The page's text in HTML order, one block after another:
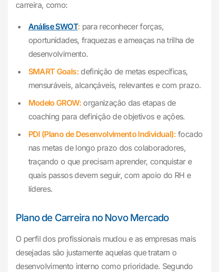
carreira, como:
Análise SWOT: para reconhecer forças,
oportunidades, fraquezas e ameaças na trilha de
desenvolvimento.
SMART Goals:definição de metas específicas,
mensuráveis, alcançáveis, relevantes e com prazo.
Modelo GROW:organização das etapas de
coaching para definição de objetivos e ações.
PDI (Plano de Desenvolvimento Individual): focado
nas metas de longo prazo dos colaboradores,
traçando o que precisam aprender, conquistar e
quais passos devem seguir, com apoio do RH e
líderes.
Plano de Carreira no Novo Mercado
O perfil dos profissionais mudou e as empresas mais
desejadas são justamente aquelas que tratam o
desenvolvimento interno como prioridade. Segundo